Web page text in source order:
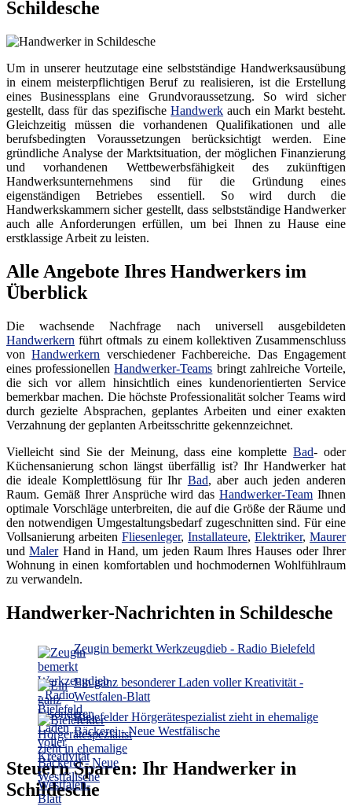
Schildesche
Um in unserer heutzutage eine selbstständige Handwerksausübung
in einem meisterpflichtigen Beruf zu realisieren, ist die Erstellung
eines Businessplans eine Grundvoraussetzung. So wird sicher
gestellt, dass für das spezifischeHandwerk auch ein Markt besteht.
Gleichzeitig müssen die vorhandenen Qualifikationen und alle
berufsbedingten Voraussetzungen berücksichtigt werden. Eine
gründliche Analyse der Marktsituation, der möglichen Finanzierung
und vorhandenen Wettbewerbsfähigkeit des zukünftigen
Handwerksunternehmens sind für die Gründung eines
eigenständigen Betriebes essentiell. So wird durch die
Handwerkskammern sicher gestellt, dass selbstständige Handwerker
auch alle Anforderungen erfüllen, um bei Ihnen zu Hause eine
erstklassige Arbeit zu leisten.
Alle Angebote Ihres Handwerkers im
Überblick
Die wachsende Nachfrage nach universell ausgebildeten
Handwerkern führt oftmals zu einem kollektiven Zusammenschluss
vonHandwerkern verschiedener Fachbereiche. Das Engagement
eines professionellenHandwerker-Teams bringt zahlreiche Vorteile,
die sich vor allem hinsichtlich eines kundenorientierten Service
bemerkbar machen. Die höchste Professionalität solcher Teams wird
durch gezielte Absprachen, geplantes Arbeiten und einer exakten
Verzahnung der geplanten Arbeitsschritte gekennzeichnet.
Vielleicht sind Sie der Meinung, dass eine kompletteBad- oder
Küchensanierung schon längst überfällig ist? Ihr Handwerker hat
die ideale Komplettlösung für Ihr Bad, aber auch jeden anderen
Raum. Gemäß Ihrer Ansprüche wird dasHandwerker-Team Ihnen
optimale Vorschläge unterbreiten, die auf die Größe der Räume und
den notwendigen Umgestaltungsbedarf zugeschnitten sind. Für eine
Vollsanierung arbeiten Fliesenleger, Installateure, Elektriker, Maurer
undMalerHand in Hand, um jeden Raum Ihres Hauses oder Ihrer
Wohnung in einen komfortablen und hochmodernen Wohlfühlraum
zu verwandeln.
Handwerker-Nachrichten in Schildesche
Zeugin bemerkt Werkzeugdieb - Radio Bielefeld
Ein ganz besonderer Laden voller Kreativität -
Westfalen-Blatt
Bielefelder Hörgerätespezialist zieht in ehemalige
Bäckerei - Neue Westfälische
Steuern Sparen: Ihr Handwerker in
Schildesche